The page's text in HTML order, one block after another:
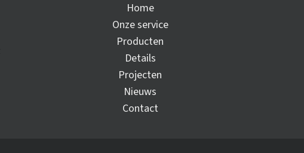
Home
Onze service
Producten
Details
Projecten
Nieuws
Contact